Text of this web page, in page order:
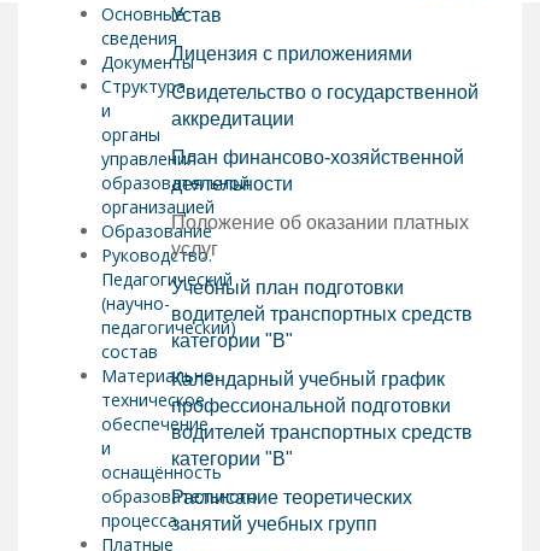
Основные
сведения
Документы
Структура
и
органы
управления
образовательной
организацией
Образование
Руководство.
Педагогический
(научно-
педагогический)
состав
Материально-
техническое
обеспечение
и
оснащённость
образовательного
процесса
Платные
Устав
Лицензия с приложениями
Свидетельство о государственной
аккредитации
План финансово-хозяйственной
деятельности
Положение об оказании платных
услуг
Учебный план подготовки
водителей транспортных средств
категории "В"
Календарный учебный график
профессиональной подготовки
водителей транспортных средств
категории "В"
Расписание теоретических
занятий учебных групп